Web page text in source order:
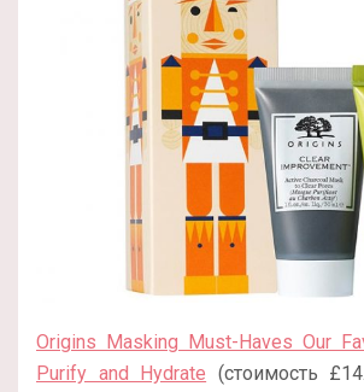
Origins Masking Must-Haves Our
Purify and Hydrate (стоимость